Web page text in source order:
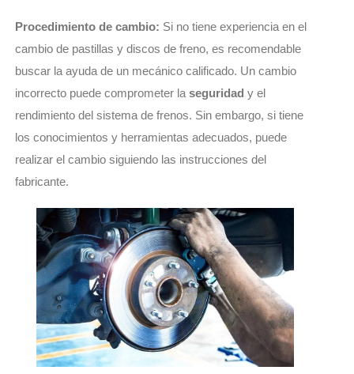
Procedimiento de cambio: Si no tiene experiencia en el
cambio de pastillas y discos de freno, es recomendable
buscar la ayuda de un mecánico calificado. Un cambio
incorrecto puede comprometer laseguridad y el
rendimiento del sistema de frenos. Sin embargo, si tiene
los conocimientos y herramientas adecuados, puede
realizar el cambio siguiendo las instrucciones del
fabricante.